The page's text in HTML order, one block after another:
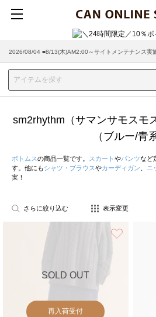
2026/08/04 ■8/13(木)AM2:00～サイトメンテナンス実
sm2rhythm（サマンサモスモ
（ブルー/青
ボトムスの商品一覧です。 スカート やパンツなど
す。他にもシャツ・ブラウスやカーディガン ニ
実！
さらに絞り込む 表示変更
SOLD OUT
再入荷受付
お気に入